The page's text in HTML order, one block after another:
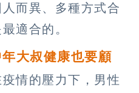
而異、多種方式合
適合的。
年大叔健康也要顧
情的壓力下，男性